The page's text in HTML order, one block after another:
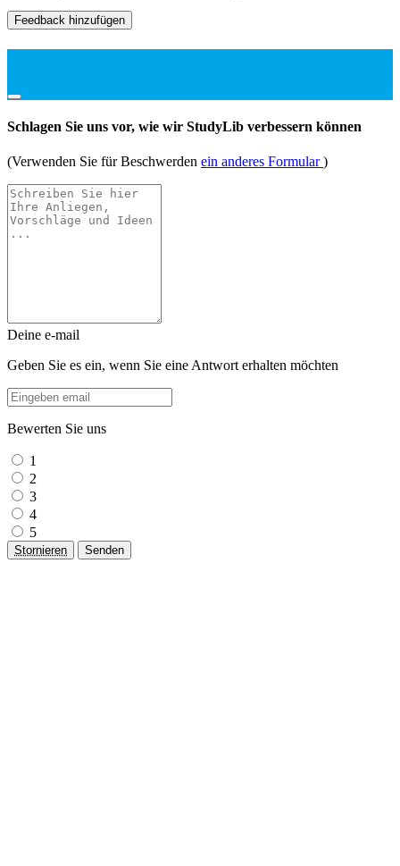
Feedback hinzufügen
Schlagen Sie uns vor, wie wir StudyLib verbessern können
(Verwenden Sie für Beschwerden ein anderes Formular)
Deine e-mail
Geben Sie es ein, wenn Sie eine Antwort erhalten möchten
Bewerten Sie uns
1
2
3
4
5
Stornieren Senden